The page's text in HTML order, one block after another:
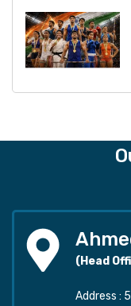
(Head
Address :